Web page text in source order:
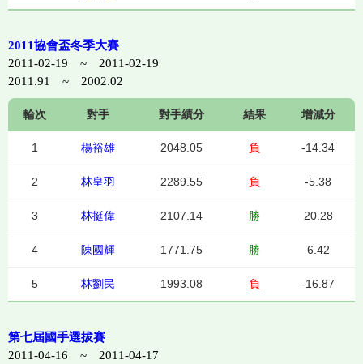
2011協會盃冬季大賽
2011-02-19 ~ 2011-02-19
2011.91 ~ 2002.02
輪次 對手 對手績分 結果 增減分
1 楊裕雄 2048.05 負 -14.34
2 林皇羽 2289.55 負 -5.38
3 林挺偉 2107.14 勝 20.28
4 陳國輝 1771.75 勝 6.42
5 林劉民 1993.08 負 -16.87
第七屆國手選拔賽
2011-04-16 ~ 2011-04-17